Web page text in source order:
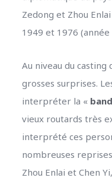
Zedong et Zhou
1949 et 1976 (année
Au niveau du casting
grosses surprises.
interpréter la «
vieux routards très
interprété ces
nombreuses
Zhou Enlai et Chen